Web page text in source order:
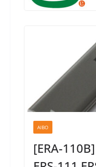
AIBO
[ERA-